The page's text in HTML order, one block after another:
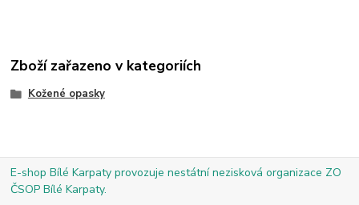
Zboží zařazeno v kategoriích
Kožené opasky
E-shop Bílé Karpaty provozuje nestátní nezisková organizace ZO
ČSOP Bílé Karpaty.